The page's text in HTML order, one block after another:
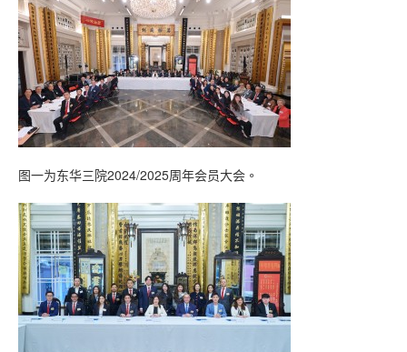
图一为东华三院2024/2025周年会员大会。